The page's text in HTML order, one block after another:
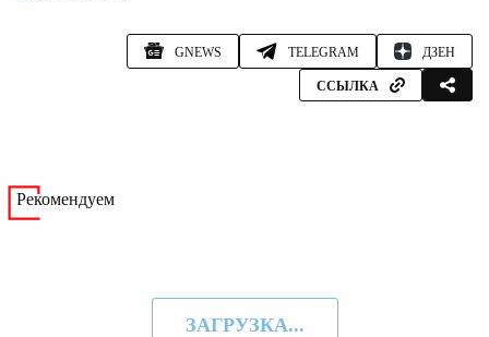
GNEWS TELEGRAM ДЗЕН
ССЫЛКА
Рекомендуем
ЗАГРУЗКА...